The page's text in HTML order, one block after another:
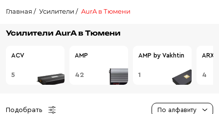
Главная Усилители AurA в Тюмени
Усилители AurA в Тюмени
ACV
5
AMP
42
AMP by Vakhtin
1 4
Подобрать По алфавиту